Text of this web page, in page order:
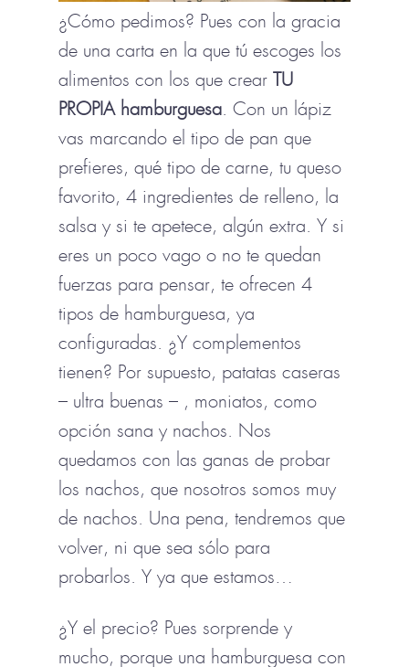
¿Cómo pedimos? Pues con la gracia
de una carta en la que tú escoges los
alimentos con los que crear TU
PROPIA hamburguesa. Con un lápiz
vas marcando el tipo de pan que
prefieres, qué tipo de carne, tu queso
favorito, 4 ingredientes de relleno, la
salsa y si te apetece, algún extra. Y si
eres un poco vago o no te quedan
fuerzas para pensar, te ofrecen 4
tipos de hamburguesa, ya
configuradas. ¿Y complementos
tienen? Por supuesto, patatas caseras
– ultra buenas – , moniatos, como
opción sana y nachos. Nos
quedamos con las ganas de probar
los nachos, que nosotros somos muy
de nachos. Una pena, tendremos que
volver, ni que sea sólo para
probarlos. Y ya que estamos…
¿Y el precio? Pues sorprende y
mucho, porque una hamburguesa con